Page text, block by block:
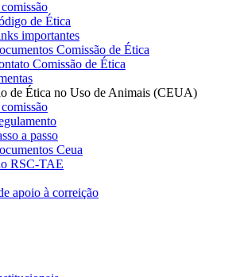
de Ética
importantes
Comissão de Ética
Comissão de Ética
de Ética no Uso de Animais (CEUA)
a passo
Ceua
RSC-TAE
apoio à correição